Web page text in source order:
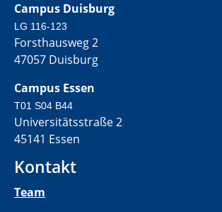
Campus Duisburg
LG 116-123
Forsthausweg 2
47057 Duisburg
Campus Essen
T01 S04 B44
Universitätsstraße 2
45141 Essen
Kontakt
Team